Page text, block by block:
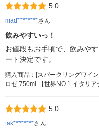
5.0
mad********さん
飲みやすいっ！
お値段もお手頃で、飲みや
ート決定です。
購入商品：[スパークリングワイ
ロゼ 750ml 【世界NO.1 イタリ
5.0
tak********さん